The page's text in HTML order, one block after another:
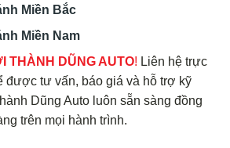
Miền Bắc
Miền Nam
THÀNH DŨNG AUTO! Liên hệ trực
được tư vấn, báo giá và hỗ trợ kỹ
Dũng Auto luôn sẵn sàng đồng
trên mọi hành trình.